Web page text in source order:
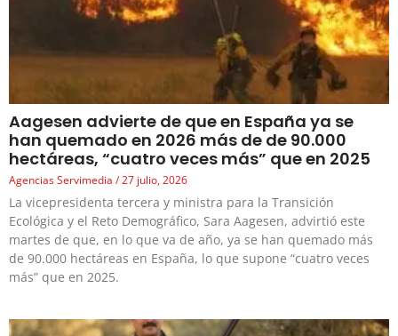
Aagesen advierte de que en España ya se
han quemado en 2026 más de de 90.000
hectáreas, “cuatro veces más” que en 2025
Agencias Servimedia 27 julio, 2026
La vicepresidenta tercera y ministra para la Transición
Ecológica y el Reto Demográfico, Sara Aagesen, advirtió este
martes de que, en lo que va de año, ya se han quemado más
de 90.000 hectáreas en España, lo que supone “cuatro veces
más” que en 2025.